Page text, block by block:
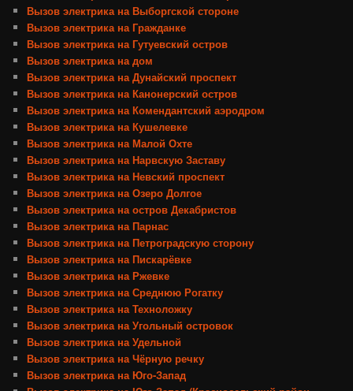
Вызов электрика на Выборгской стороне
Вызов электрика на Гражданке
Вызов электрика на Гутуевский остров
Вызов электрика на дом
Вызов электрика на Дунайский проспект
Вызов электрика на Канонерский остров
Вызов электрика на Комендантский аэродром
Вызов электрика на Кушелевке
Вызов электрика на Малой Охте
Вызов электрика на Нарвскую Заставу
Вызов электрика на Невский проспект
Вызов электрика на Озеро Долгое
Вызов электрика на остров Декабристов
Вызов электрика на Парнас
Вызов электрика на Петроградскую сторону
Вызов электрика на Пискарёвке
Вызов электрика на Ржевке
Вызов электрика на Среднюю Рогатку
Вызов электрика на Техноложку
Вызов электрика на Угольный островок
Вызов электрика на Удельной
Вызов электрика на Чёрную речку
Вызов электрика на Юго-Запад